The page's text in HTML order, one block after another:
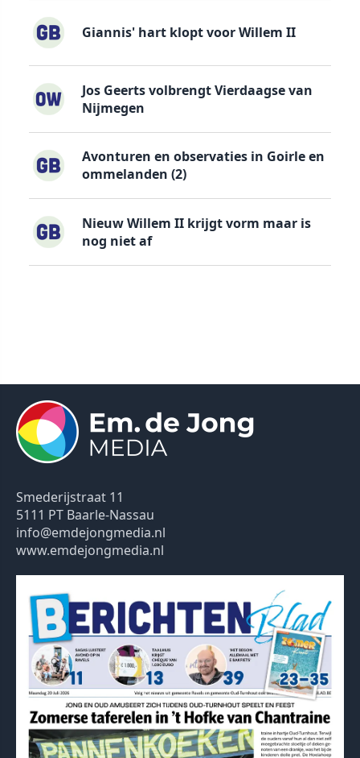
Giannis' hart klopt voor Willem II
Jos Geerts volbrengt Vierdaagse van
Nijmegen
Avonturen en observaties in Goirle en
ommelanden (2)
Nieuw Willem II krijgt vorm maar is
nog niet af
Smederijstraat 11
5111 PT Baarle-Nassau
info@emdejongmedia.nl
www.emdejongmedia.nl